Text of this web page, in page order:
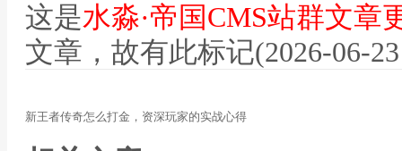
这是水淼·帝国CMS站群文章
文章，故有此标记(2026-06-
新王者传奇怎么打金，资深玩家的实战心得